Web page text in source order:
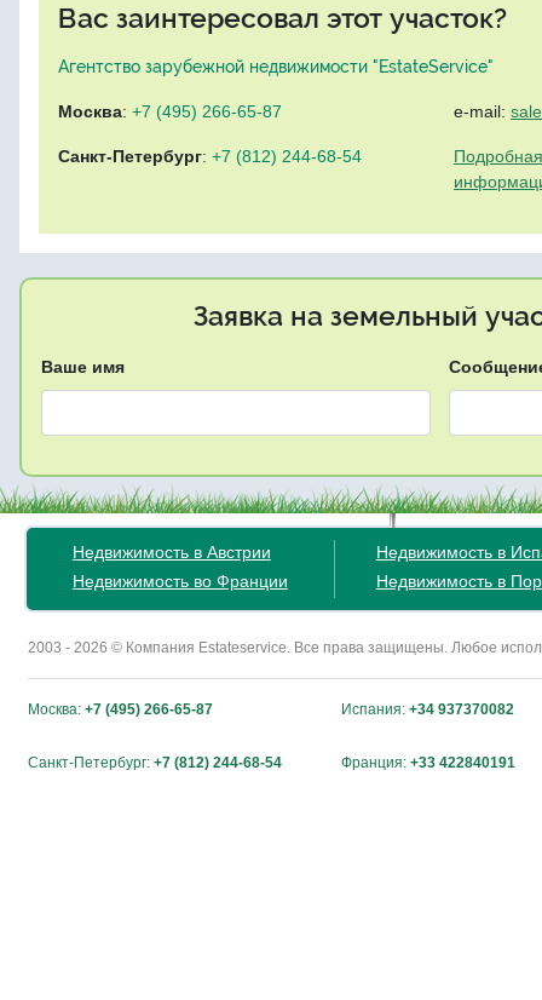
Вас заинтересовал этот участок?
Агентство зарубежной недвижимости "EstateService"
Москва: +7 (495) 266-65-87
Санкт-Петербург: +7 (812) 244-68-54
e-mail:
Заявка на земельный
Ваше имя
Недвижимость в Австрии
Недвижимость во Франции
Недвижимость в
Недвижимость в
2003 - 2026 © Компания Estateservice. Все права защищены. Любое
Москва: +7 (495) 266-65-87 Испания: +34 937370082
Санкт-Петербург: +7 (812) 244-68-54 Франция: +33 422840191